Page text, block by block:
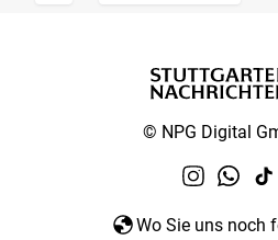
© NPG Digital
Wo Sie uns noch